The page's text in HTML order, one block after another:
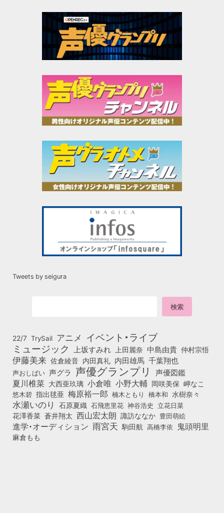
Tweets by seigura
22/7 TrySail アニメ イベント・ライブ
ミュージック 上坂すみれ 上田麗奈 中島由貴 仲村宗悟
伊藤美来 佐倉綾音 内田真礼 内田雄馬 千葉翔也
声おしばい 声グラ 声優グランプリ 声優図鑑
夏川椎菜 大西亜玖璃 小倉唯 小野大輔 岡咲美保 岬なこ
悠木碧 指出毬亜 梅原裕一郎 楠木ともり 橋本和 水樹奈々
水瀬いのり 石原夏織 石飛恵里花 神谷浩史 立花日菜
花澤香菜 蒼井翔太 西山宏太朗 諏訪ななか 豊田萌絵
進学・オーディション 雨宮天 駒田航 高橋李依 鬼頭明里
麻倉もも